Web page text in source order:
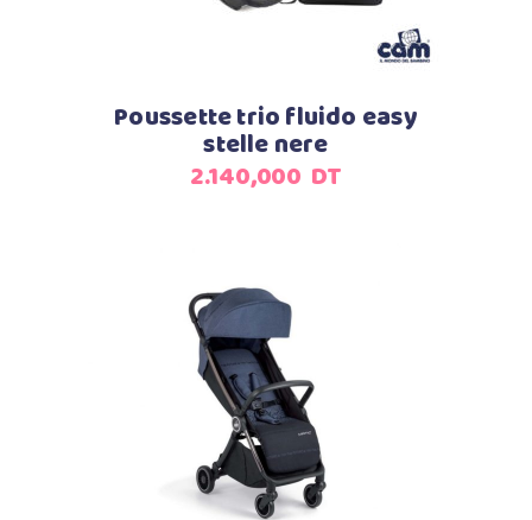
Poussette trio fluido easy
stelle nere
2.140,000 DT
Ajouter au panier